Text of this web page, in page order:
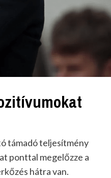
támadó teljesítmény
ponttal megelőzze a
hátra van.